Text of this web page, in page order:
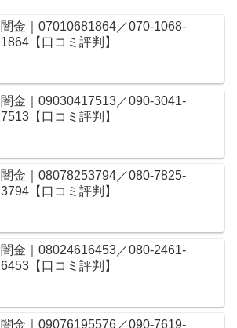
闇金｜07010681864／070-1068-
1864【口コミ評判】
闇金｜09030417513／090-3041-
7513【口コミ評判】
闇金｜08078253794／080-7825-
3794【口コミ評判】
闇金｜08024616453／080-2461-
6453【口コミ評判】
闇金｜09076195576／090-7619-